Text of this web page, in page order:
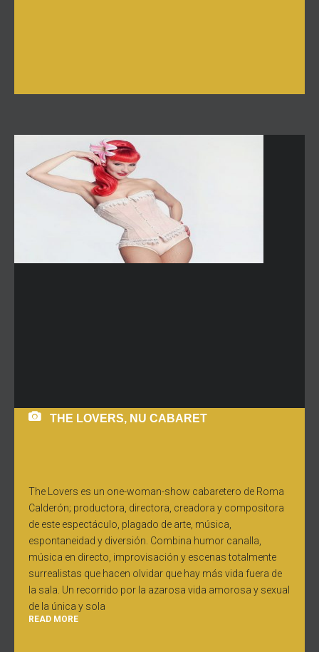
THE LOVERS, NU CABARET
The Lovers es un one-woman-show cabaretero de Roma
Calderón; productora, directora, creadora y compositora
de este espectáculo, plagado de arte, música,
espontaneidad y diversión. Combina humor canalla,
música en directo, improvisación y escenas totalmente
surrealistas que hacen olvidar que hay más vida fuera de
la sala. Un recorrido por la azarosa vida amorosa y sexual
de la única y sola
READ MORE